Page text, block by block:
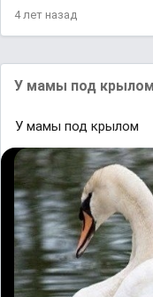
4 лет назад
У мамы под крылом
У мамы под крылом